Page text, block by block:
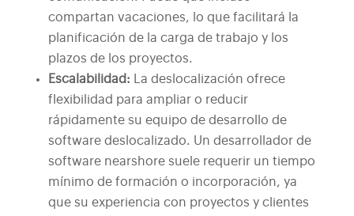
compartan vacaciones, lo que facilitará la
planificación de la carga de trabajo y los
plazos de los proyectos.
Escalabilidad: La deslocalización ofrece
flexibilidad para ampliar o reducir
rápidamente su equipo de desarrollo de
software deslocalizado. Un desarrollador de
software nearshore suele requerir un tiempo
mínimo de formación o incorporación, ya
que su experiencia con proyectos y clientes